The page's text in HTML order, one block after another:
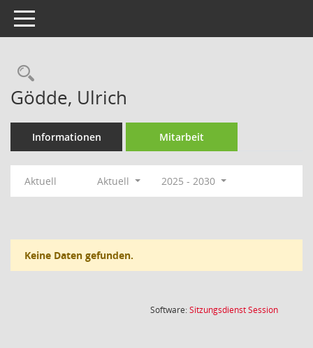
Toggle navigation
Rechercheauswahl
Gödde, Ulrich
Informationen Mitarbeit
Aktuell Aktuell 2025 - 2030
Keine Daten gefunden.
Software:SitzungsdienstSession(Wird in